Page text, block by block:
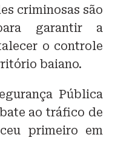
criminosas são
garantir a
o controle
baiano.
Pública
ao tráfico de
primeiro em